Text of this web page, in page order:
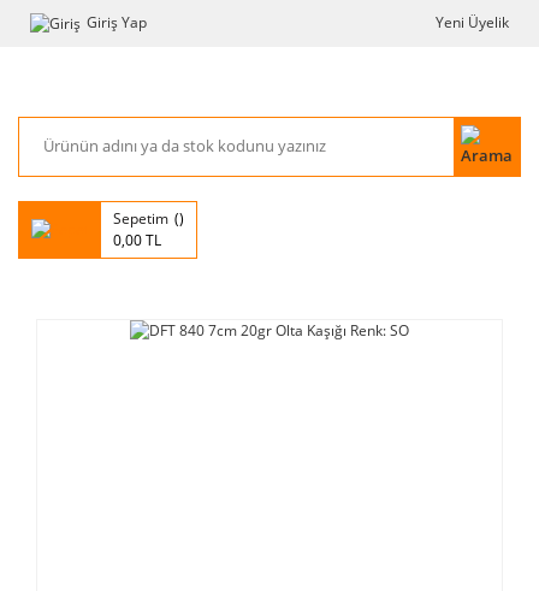
Giriş Yap Yeni Üyelik
Sepetim
0,00 TL